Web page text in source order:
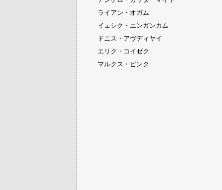
ライアン・オガム
イェシク・エンガンカム
ドニス・アヴディヤイ
エリク・コイゼク
マルクス・ピンク